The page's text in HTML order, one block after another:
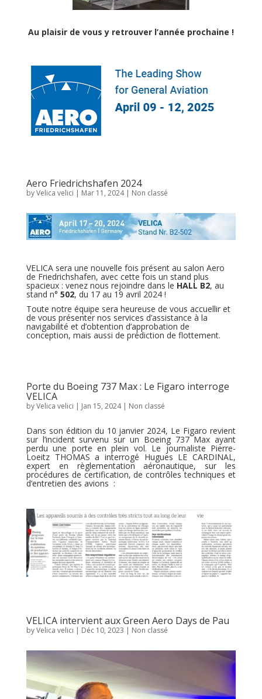
Au plaisir de vous y retrouver l’année prochaine !
Aero Friedrichshafen 2024
byVelica velici | Mar 11, 2024| Non classé
VELICA sera une nouvelle fois présent au salon Aero
de Friedrichshafen, avec cette fois un stand plus
spacieux : venez nous rejoindre dans le HALL B2, au
stand n° 502, du 17 au 19 avril 2024 !
Toute notre équipe sera heureuse de vous accuellir et
de vous présenter nos services d’assistance à la
navigabilité et d’obtention d’approbation de
conception, mais aussi de prédiction de flottement.
Porte du Boeing 737 Max : Le Figaro interroge
VELICA
byVelica velici | Jan 15, 2024| Non classé
Dans son édition du 10 janvier 2024, Le Figaro revient
sur l’incident survenu sur un Boeing 737 Max ayant
perdu une porte en plein vol. Le journaliste Pierre-
Loeitz THOMAS a interrogé Hugues LE CARDINAL,
expert en règlementation aéronautique, sur les
procédures de certification, de contrôles techniques et
d’entretien des avions :
VELICA intervient aux Green Aero Days de Pau
byVelica velici | Déc 10, 2023 | Non classé